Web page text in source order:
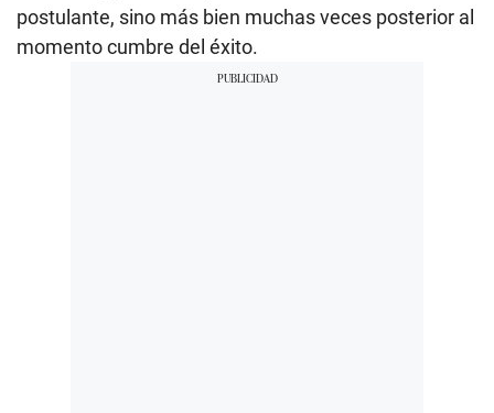
postulante, sino más bien muchas veces posterior al
momento cumbre del éxito.